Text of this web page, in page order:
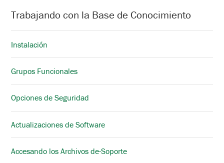
Trabajando con la Base de Conocimiento
Instalación
Grupos Funcionales
Opciones de Seguridad
Actualizaciones de Software
Accesando los Archivos de-Soporte